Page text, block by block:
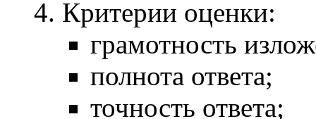
Критерии оценки:
грамотность
полнота ответа;
точность ответа;